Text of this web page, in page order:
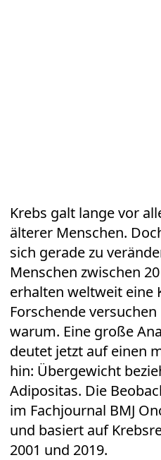
Krebs galt lange vor
älterer Menschen.
sich gerade zu
Menschen zwischen
erhalten weltweit eine
Forschende
warum. Eine große
deutet jetzt auf einen
hin: Übergewicht
Adipositas. Die
im Fachjournal BMJ
und basiert auf
2001 und 2019.